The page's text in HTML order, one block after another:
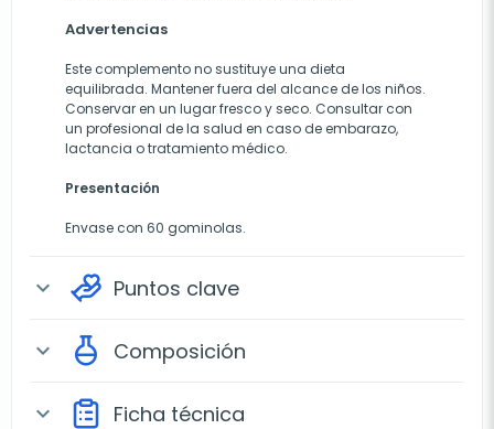
Advertencias
Este complemento no sustituye una dieta
equilibrada. Mantener fuera del alcance de los niños.
Conservar en un lugar fresco y seco. Consultar con
un profesional de la salud en caso de embarazo,
lactancia o tratamiento médico.
Presentación
Envase con 60 gominolas.
expand_more Puntos clave
expand_more Composición
expand_more Ficha técnica